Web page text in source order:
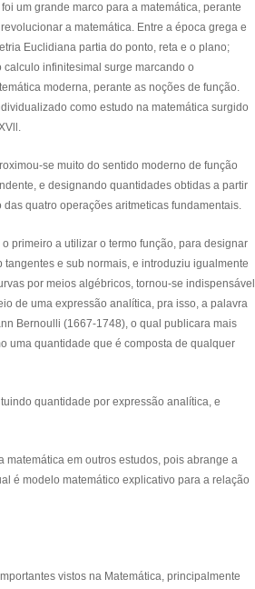
um grande marco para a matemática, perante
a matemática. Entre a época grega e
Euclidiana partia do ponto, reta e o plano;
calculo infinitesimal surge marcando o
moderna, perante as noções de função.
como estudo na matemática surgido
se muito do sentido moderno de função
e designando quantidades obtidas a partir
quatro operações aritmeticas fundamentais.
primeiro a utilizar o termo função, para designar
e sub normais, e introduziu igualmente
por meios algébricos, tornou-se indispensável
de uma expressão analítica, pra isso, a palavra
Bernoulli (1667-1748), o qual publicara mais
uma quantidade que é composta de qualquer
quantidade por expressão analítica, e
em outros estudos, pois abrange a
é modelo matemático explicativo para a relação
vistos na Matemática, principalmente